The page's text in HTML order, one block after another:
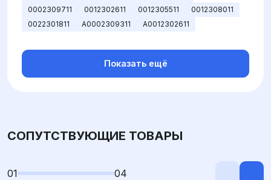
0002309711
0012302611 0012305511
0012308011
0022301811
A0002309311 A0012302611
Показать ещё
СОПУТСТВУЮЩИЕ ТОВАРЫ
01 04